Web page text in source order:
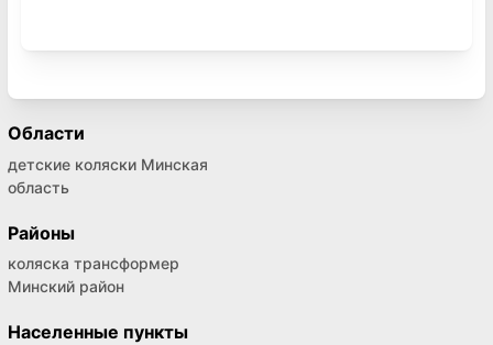
Области
детские коляски Минская
область
Районы
коляска трансформер
Минский район
Населенные пункты